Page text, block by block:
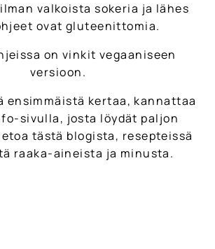
valkoista sokeria ja lähes
ovat gluteenittomia.
on vinkit vegaaniseen
versioon.
ensimmäistä kertaa, kannattaa
sivulla, josta löydät paljon
tästä blogista, resepteissä
raaka-aineista ja minusta.